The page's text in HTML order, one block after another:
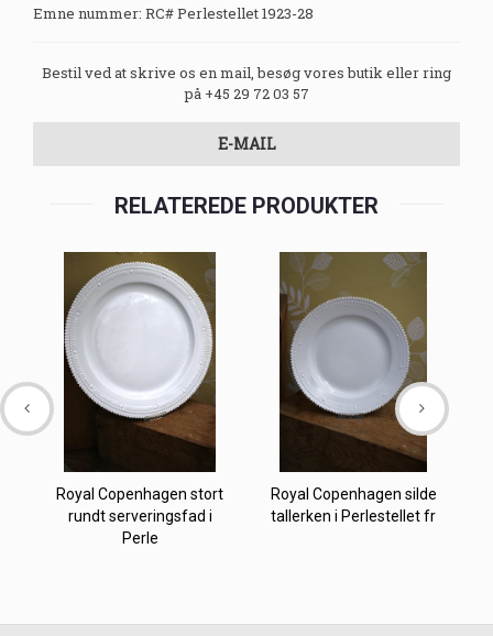
Emne nummer: RC# Perlestellet 1923-28
Bestil ved at skrive os en mail, besøg vores butik eller ring
på +45 29 72 03 57
E-MAIL
RELATEREDE PRODUKTER
Royal Copenhagen stort
rundt serveringsfad i
Perle
Royal Copenhagen silde
tallerken i Perlestellet fr